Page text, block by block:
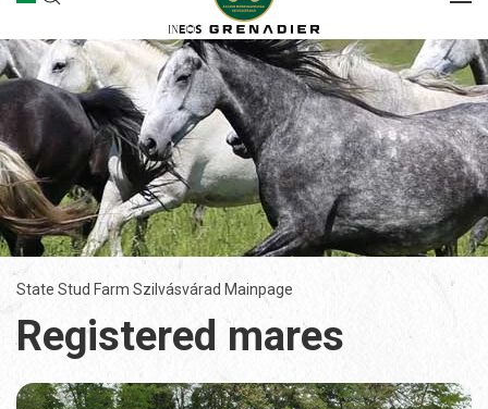
State Stud Farm Szilvásvárad Mainpage
Registered mares